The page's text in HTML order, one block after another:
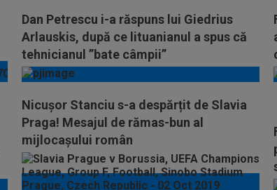
Dan Petrescu i-a răspuns lui Giedrius
Arlauskis, după ce lituanianul a spus că
tehnicianul ”bate câmpii”
Nicușor Stanciu s-a despărțit de Slavia
Praga! Mesajul de rămas-bun al
mijlocașului român